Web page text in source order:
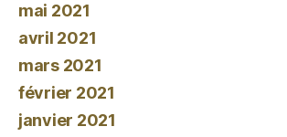
mai 2021
avril 2021
mars 2021
février 2021
janvier 2021